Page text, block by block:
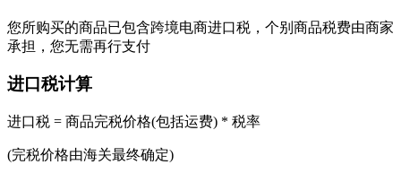
您所购买的商品已包含跨境电商进口税，个别商品税费由商家
承担，您无需再行支付
进口税计算
进口税 = 商品完税价格(包括运费) * 税率
(完税价格由海关最终确定)